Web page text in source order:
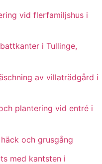
vid flerfamiljshus i
i Tullinge,
av villaträdgård i
plantering vid entré i
och grusgång
med kantsten i